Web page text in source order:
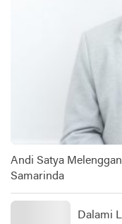
Andi Satya
Samarinda
Dalami